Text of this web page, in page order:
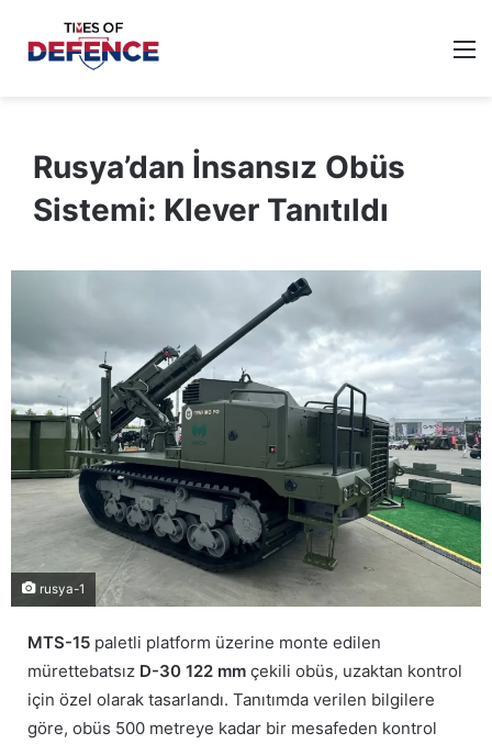
Rusya’dan İnsansız Obüs
Sistemi: Klever Tanıtıldı
rusya-1
MTS-15 paletli platform üzerine monte edilen
mürettebatsız D-30 122 mm çekili obüs, uzaktan kontrol
için özel olarak tasarlandı. Tanıtımda verilen bilgilere
göre, obüs 500 metreye kadar bir mesafeden kontrol